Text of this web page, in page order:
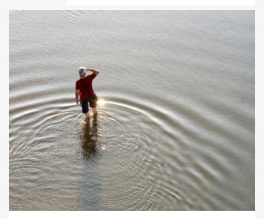
Hiába várják, még mindig nem
kaptak kártérítést a Nemzeti...